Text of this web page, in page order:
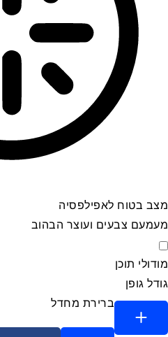
מצב בטוח לאפילפסיה
מעמעם צבעים ועוצר הבהוב
מצב בטוח לאפילפסיה
מודולי תוכן
גודל גופן
ברירת מחדל